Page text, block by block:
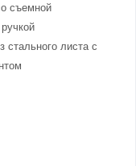
съемной
стального листа с